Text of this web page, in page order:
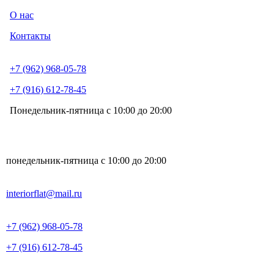
О нас
Контакты
+7 (962) 968-05-78
+7 (916) 612-78-45
Понедельник-пятница с 10:00 до 20:00
понедельник-пятница с 10:00 до 20:00
interiorflat@mail.ru
+7 (962) 968-05-78
+7 (916) 612-78-45